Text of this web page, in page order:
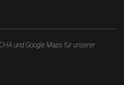
und Google Maps für unserer